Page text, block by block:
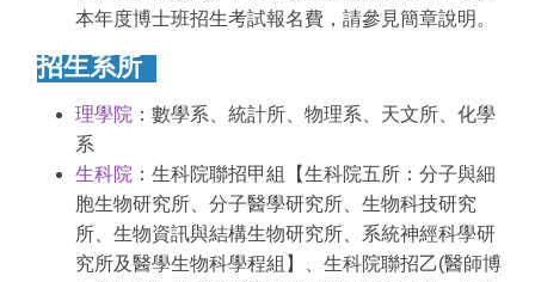
本年度博士班招生考試報名費，請參見簡章說明。
招生系所
理學院 ：數學系、統計所、物理系、天文所、化學
系
生科院 ：生科院聯招甲組【生科院五所：分子與細
胞生物研究所、分子醫學研究所、生物科技研究
所、生物資訊與結構生物研究所、系統神經科學研
究所及醫學生物科學程組】、生科院聯招乙(醫師博